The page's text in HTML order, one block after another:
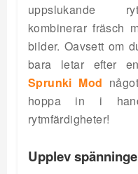
uppslukande
kombinerar fräsch
bilder. Oavsett om
bara letar efter
Sprunki Mod
hoppa in i
rytmfärdigheter!
Upplev